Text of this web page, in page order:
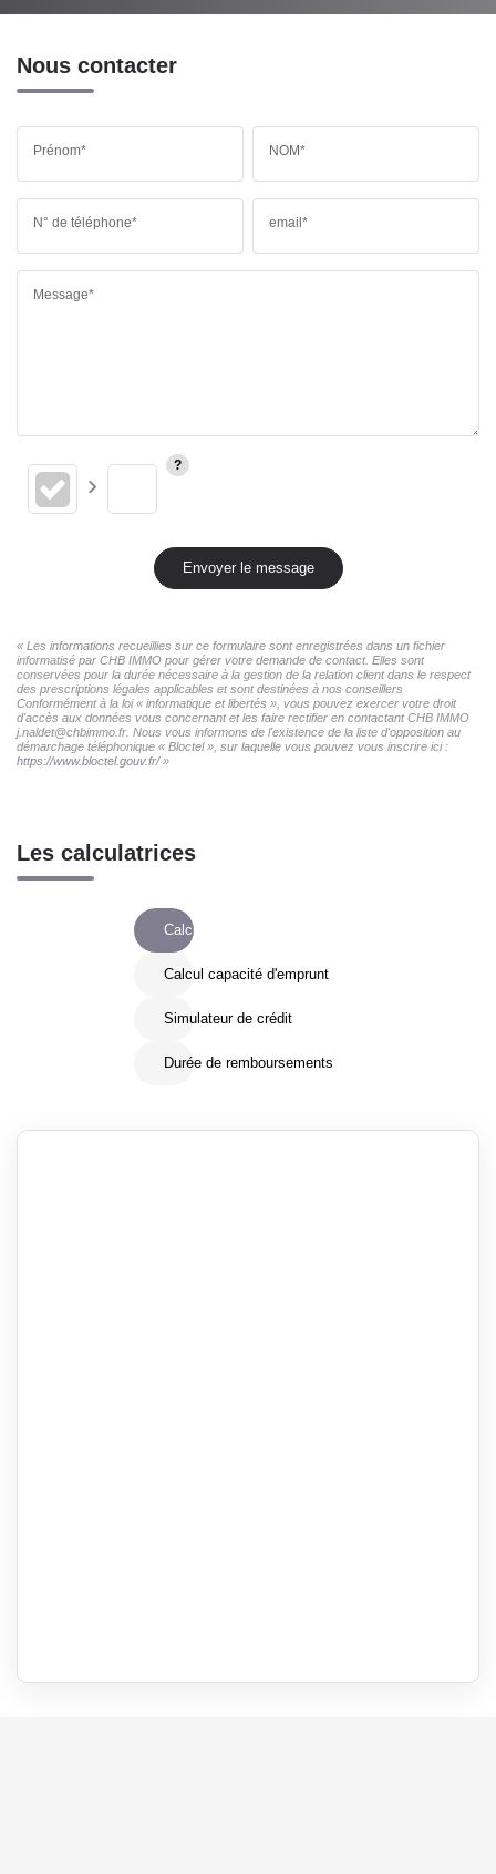
Nous contacter
Prénom* NOM*
N° de téléphone* email*
Message*
Envoyer le message
« Les informations recueillies sur ce formulaire sont enregistrées dans un fichier
informatisé par CHB IMMO pour gérer votre demande de contact. Elles sont
conservées pour la durée nécessaire à la gestion de la relation client dans le respect
des prescriptions légales applicables et sont destinées à nos conseillers
Conformément à la loi « informatique et libertés », vous pouvez exercer votre droit
d'accès aux données vous concernant et les faire rectifier en contactant CHB IMMO
j.naldet@chbimmo.fr. Nous vous informons de l'existence de la liste d'opposition au
démarchage téléphonique « Bloctel », sur laquelle vous pouvez vous inscrire ici :
https://www.bloctel.gouv.fr/»
Les calculatrices
Calcul Frais de notaire
Calcul capacité d'emprunt
Simulateur de crédit
Durée de remboursements